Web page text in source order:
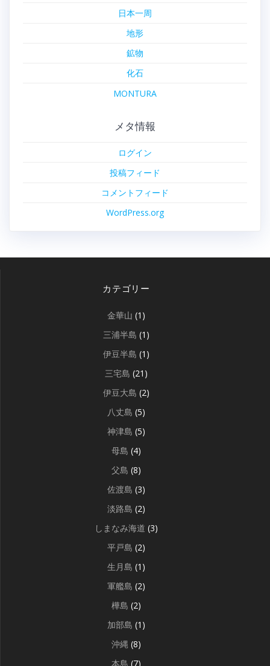
日本一周
地形
鉱物
化石
MONTURA
メタ情報
ログイン
投稿フィード
コメントフィード
WordPress.org
カテゴリー
金華山 (1)
三浦半島 (1)
伊豆半島 (1)
三宅島 (21)
伊豆大島 (2)
八丈島 (5)
神津島 (5)
母島 (4)
父島 (8)
佐渡島 (3)
淡路島 (2)
しまなみ海道 (3)
平戸島 (2)
生月島 (1)
軍艦島 (2)
樺島 (2)
加部島 (1)
沖縄 (8)
本島 (7)